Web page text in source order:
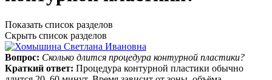
Показать список разделов
Скрыть список разделов
Вопрос: Сколько длится процедура контурной пластики?
Краткий ответ: Процедура контурной пластики обычно